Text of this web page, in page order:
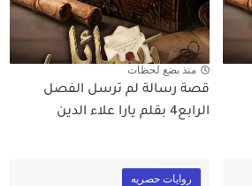
منذ بضع لحظات
قصة رسالة لم ترسل الفصل
الرابع4 بقلم يارا علاء الدين
روايات حصريه